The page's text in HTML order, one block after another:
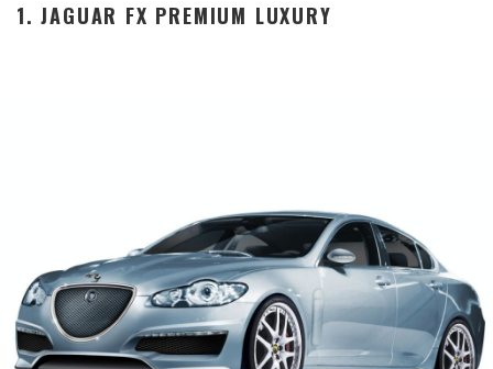
1. JAGUAR FX PREMIUM LUXURY